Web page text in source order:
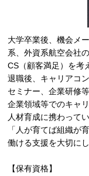
大学卒業後、機会メ
系、外資系航空会社
CS（顧客満足）を考
退職後、キャリアコ
セミナー、企業研修
企業領域等でのキャ
人材育成に携わってい
「人が育てば組織が
働ける支援を大切にし
【保有資格】